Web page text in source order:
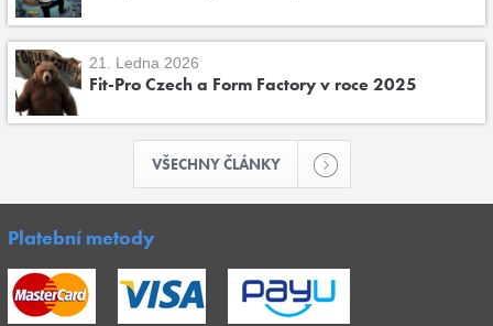
21. Ledna 2026
Fit-Pro Czech a Form Factory v roce 2025
VŠECHNY ČLÁNKY
Platební metody